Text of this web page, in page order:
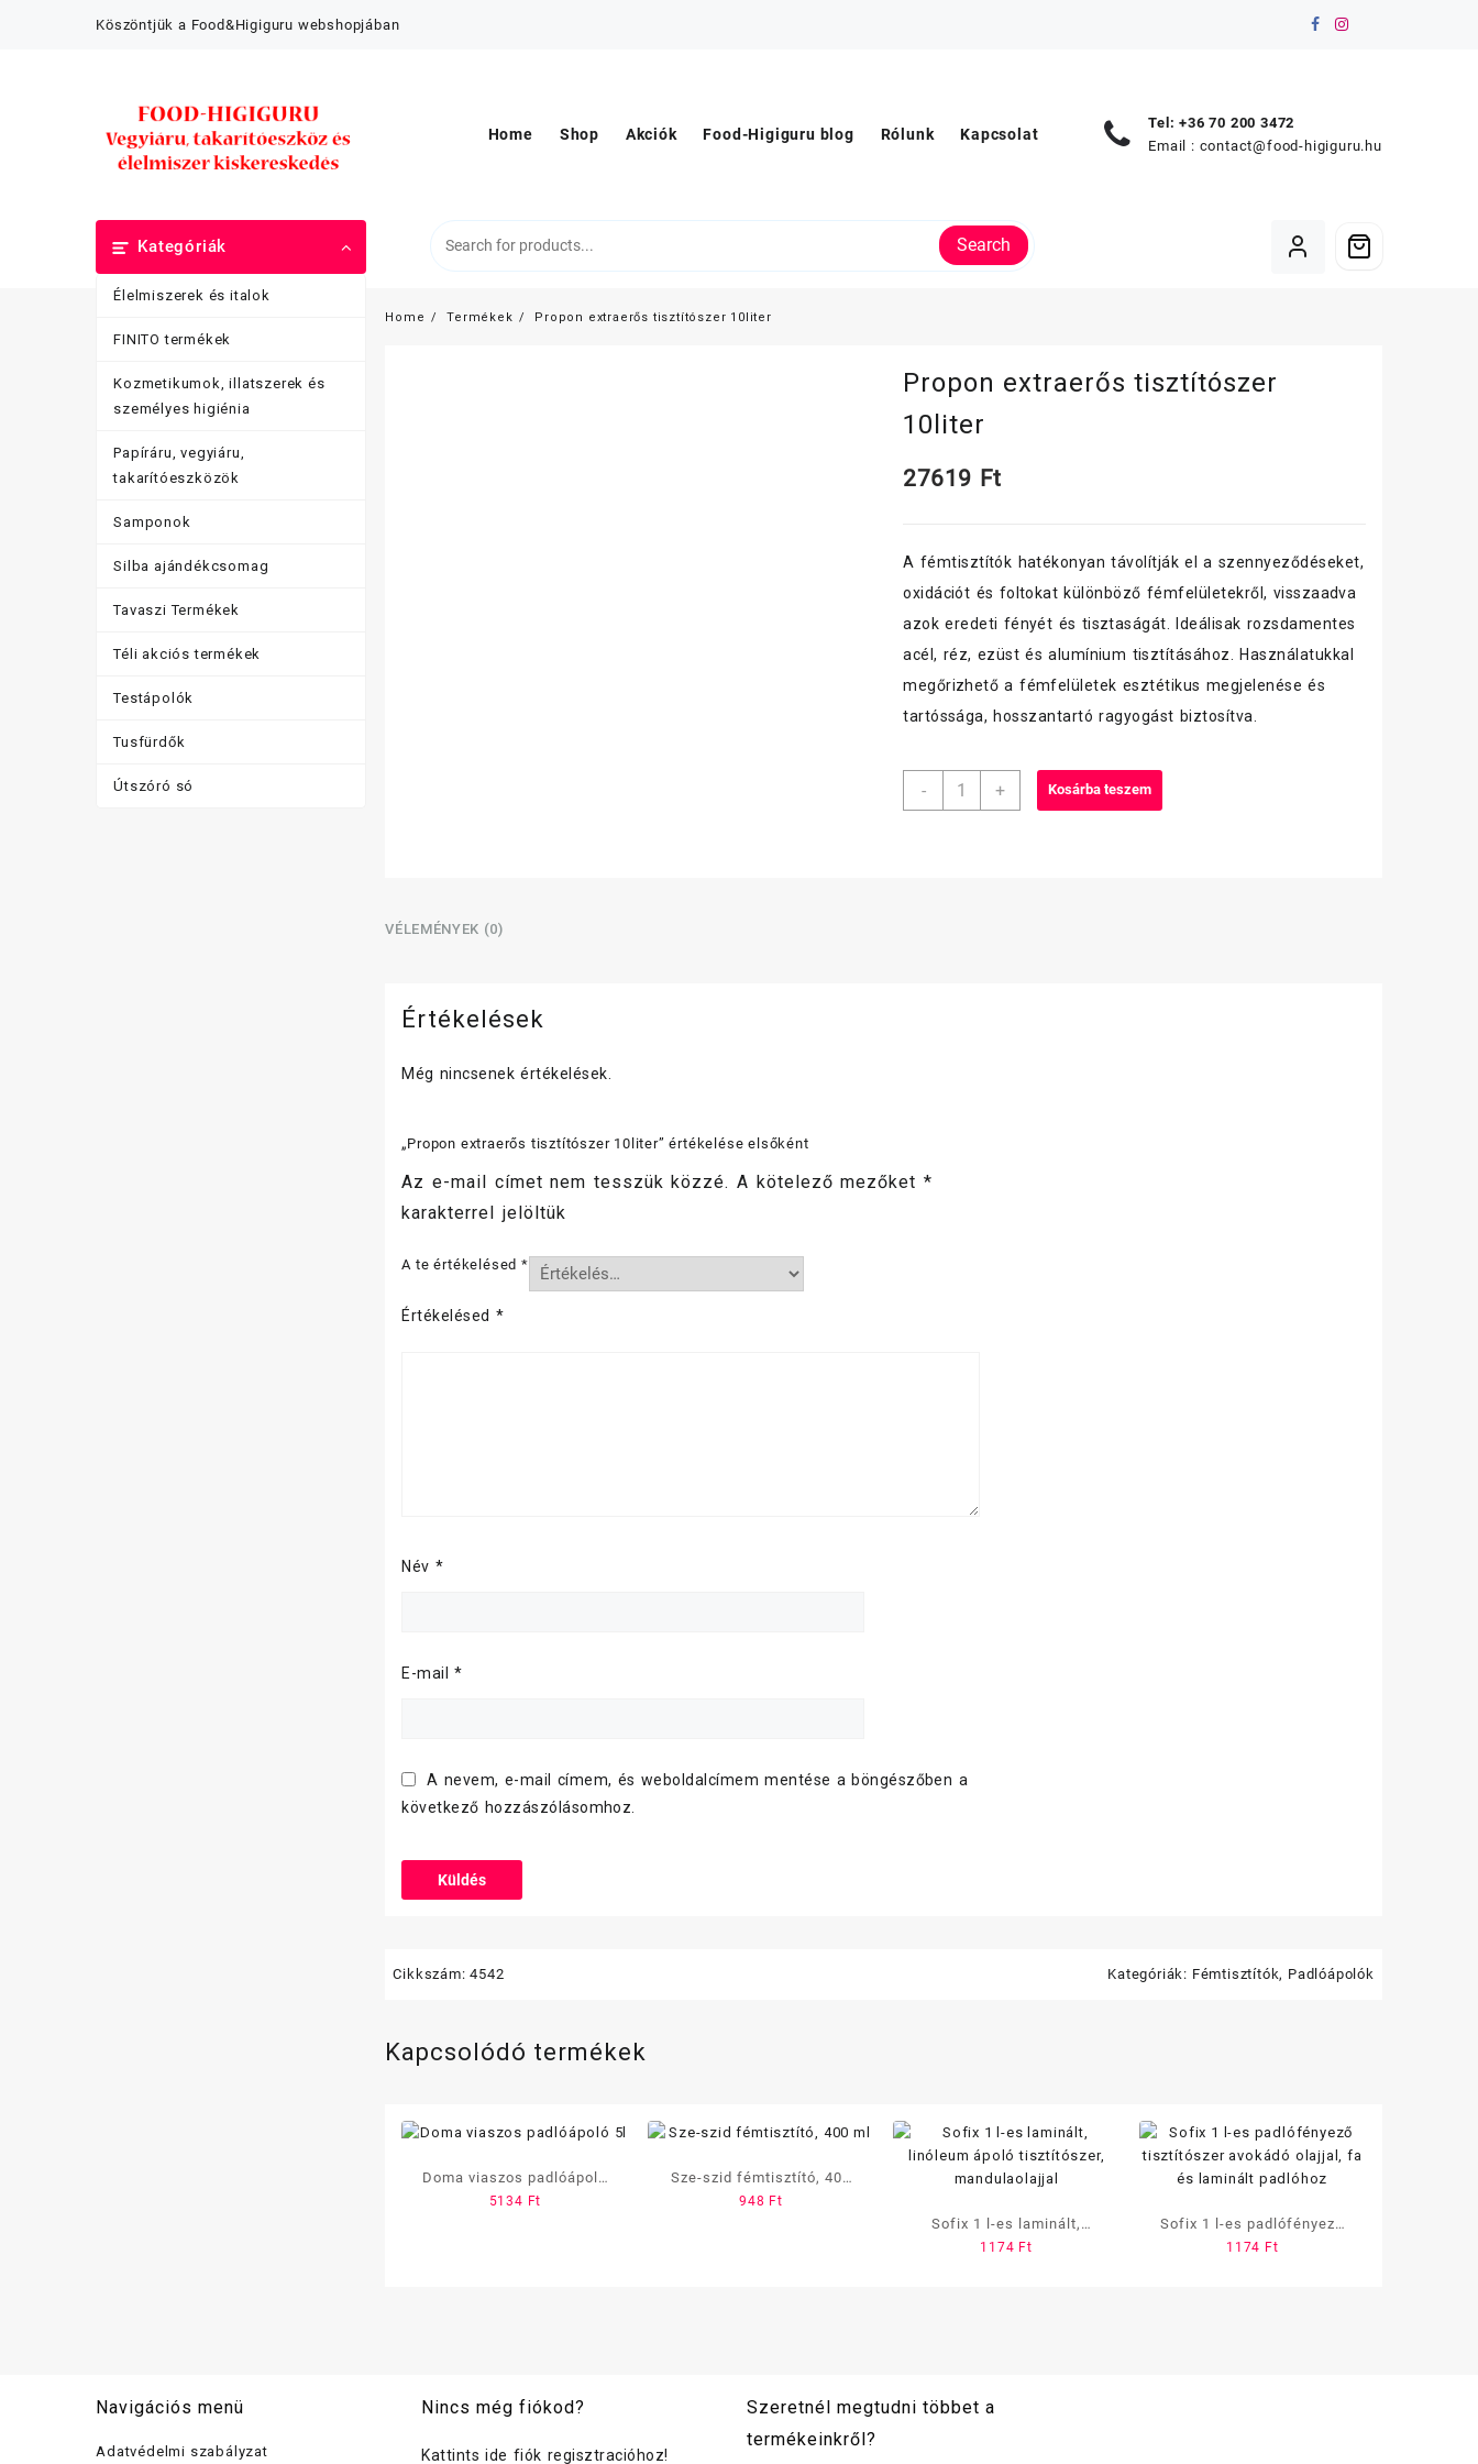
Köszöntjük a Food&Higiguru webshopjában
Home Shop Akciók Food-Higiguru blog Rólunk Kapcsolat
Tel: +36 70 200 3472
Email : contact@food-higiguru.hu
Kategóriák
Élelmiszerek és italok
FINITO termékek
Kozmetikumok, illatszerek és
személyes higiénia
Papíráru, vegyiáru,
takarítóeszközök
Samponok
Silba ajándékcsomag
Tavaszi Termékek
Téli akciós termékek
Testápolók
Tusfürdők
Útszóró só
Search
Home Termékek Propon extraerős tisztítószer 10liter
Propon extraerős tisztítószer
10liter
27619 Ft
A fémtisztítók hatékonyan távolítják el a szennyeződéseket,
oxidációt és foltokat különböző fémfelületekről, visszaadva
azok eredeti fényét és tisztaságát. Ideálisak rozsdamentes
acél, réz, ezüst és alumínium tisztításához. Használatukkal
megőrizhető a fémfelületek esztétikus megjelenése és
tartóssága, hosszantartó ragyogást biztosítva.
-
Propon
+ Kosárba teszem
VÉLEMÉNYEK (0)
Értékelések
Még nincsenek értékelések.
„Propon extraerős tisztítószer 10liter” értékelése elsőként
Az e-mail címet nem tesszük közzé. A kötelező mezőket *
karakterrel jelöltük
A te értékelésed *
Értékelésed *
Név *
E-mail*
A nevem, e-mail címem, és weboldalcímem mentése a böngészőben a
következő hozzászólásomhoz.
Cikkszám:4542 Kategóriák: Fémtisztítók, Padlóápolók
Kapcsolódó termékek
Doma viaszos padlóápoló
5l
5134 Ft
Sze-szid fémtisztító, 400
ml
948 Ft
Sofix 1 l-es laminált,
linóleum ápoló tisztítószer,
1174 Ft
Sofix 1 l-es padlófényező
tisztítószer avokádó olajjal,
1174 Ft
Navigációs menü
Adatvédelmi szabályzat
Nincs még fiókod?
Kattints ide fiók regisztracióhoz!
Szeretnél megtudni többet a
termékeinkről?